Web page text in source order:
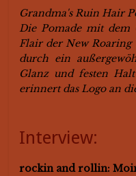
Grandma's Ruin Hair
Die Pomade mit
Flair der New Roaring
durch ein
Glanz und festen
erinnert das Logo an
Interview:
rockin and rollin: